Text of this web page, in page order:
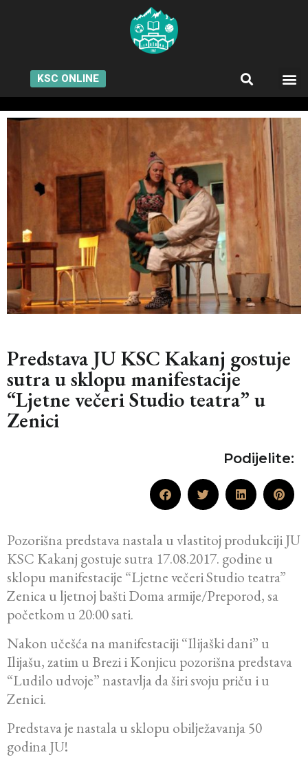
KSC ONLINE
Predstava JU KSC Kakanj gostuje
sutra u sklopu manifestacije
“Ljetne večeri Studio teatra” u
Zenici
Podijelite:
Pozorišna predstava nastala u vlastitoj produkciji JU
KSC Kakanj gostuje sutra 17.08.2017. godine u
sklopu manifestacije “Ljetne večeri Studio teatra”
Zenica u ljetnoj bašti Doma armije/Preporod, sa
početkom u 20:00 sati.
Nakon učešća na manifestaciji “Ilijaški dani” u
Ilijašu, zatim u Brezi i Konjicu pozorišna predstava
“Ludilo udvoje” nastavlja da širi svoju priču i u
Zenici.
Predstava je nastala u sklopu obilježavanja 50
godina JU!